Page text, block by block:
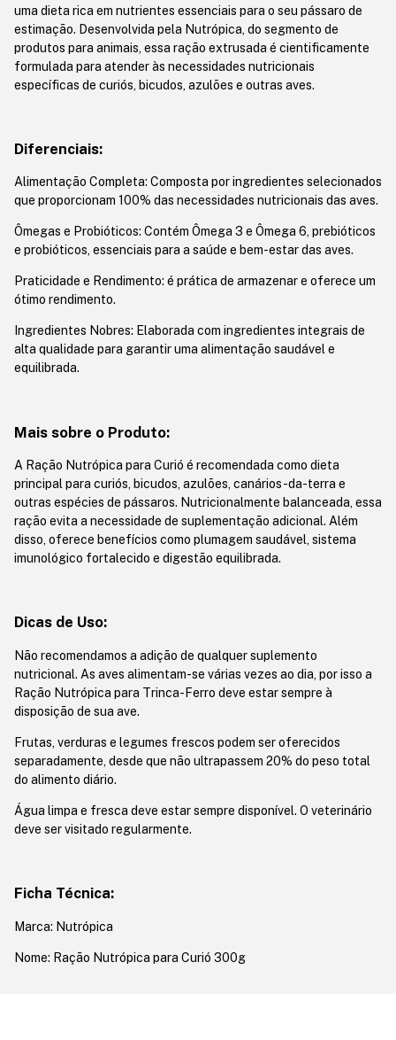
uma dieta rica em nutrientes essenciais para o seu pássaro de
estimação. Desenvolvida pela Nutrópica, do segmento de
produtos para animais, essa ração extrusada é cientificamente
formulada para atender às necessidades nutricionais
específicas de curiós, bicudos, azulões e outras aves.
Diferenciais:
Alimentação Completa: Composta por ingredientes selecionados
que proporcionam 100% das necessidades nutricionais das aves.
Ômegas e Probióticos: Contém Ômega 3 e Ômega 6, prebióticos
e probióticos, essenciais para a saúde e bem-estar das aves.
Praticidade e Rendimento: é prática de armazenar e oferece um
ótimo rendimento.
Ingredientes Nobres: Elaborada com ingredientes integrais de
alta qualidade para garantir uma alimentação saudável e
equilibrada.
Mais sobre o Produto:
A Ração Nutrópica para Curió é recomendada como dieta
principal para curiós, bicudos, azulões, canários-da-terra e
outras espécies de pássaros. Nutricionalmente balanceada, essa
ração evita a necessidade de suplementação adicional. Além
disso, oferece benefícios como plumagem saudável, sistema
imunológico fortalecido e digestão equilibrada.
Dicas de Uso:
Não recomendamos a adição de qualquer suplemento
nutricional. As aves alimentam-se várias vezes ao dia, por isso a
Ração Nutrópica para Trinca-Ferro deve estar sempre à
disposição de sua ave.
Frutas, verduras e legumes frescos podem ser oferecidos
separadamente, desde que não ultrapassem 20% do peso total
do alimento diário.
Água limpa e fresca deve estar sempre disponível. O veterinário
deve ser visitado regularmente.
Ficha Técnica:
Marca: Nutrópica
Nome: Ração Nutrópica para Curió 300g